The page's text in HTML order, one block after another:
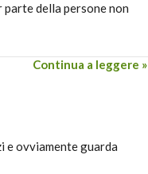
della persone non
Continua a leggere »
e ovviamente guarda